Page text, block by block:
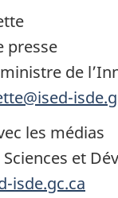
presse
de
les médias
et
isde.gc.ca